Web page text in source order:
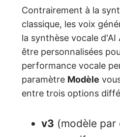
Contrairement à la
classique, les voix
la synthèse vocale
être personnalisées
performance vocale
paramètre Modèle
entre trois options
v3 (modèle